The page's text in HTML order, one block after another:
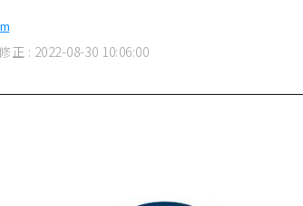
正 : 2022-08-30 10:06:00